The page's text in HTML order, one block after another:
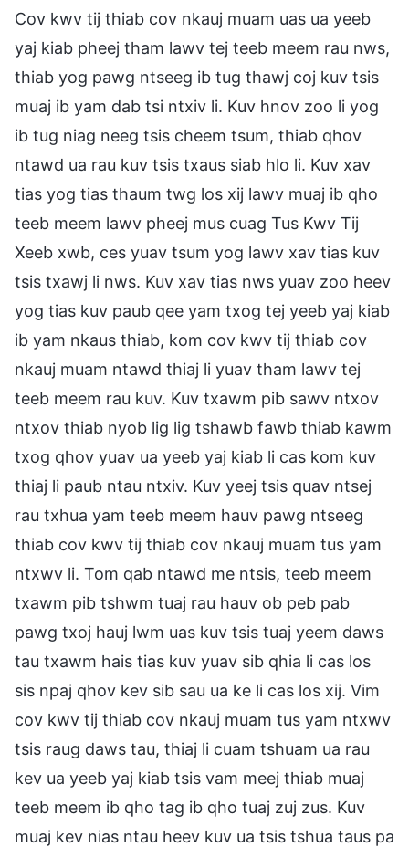
Cov kwv tij thiab cov nkauj muam uas ua yeeb
yaj kiab pheej tham lawv tej teeb meem rau nws,
thiab yog pawg ntseeg ib tug thawj coj kuv tsis
muaj ib yam dab tsi ntxiv li. Kuv hnov zoo li yog
ib tug niag neeg tsis cheem tsum, thiab qhov
ntawd ua rau kuv tsis txaus siab hlo li. Kuv xav
tias yog tias thaum twg los xij lawv muaj ib qho
teeb meem lawv pheej mus cuag Tus Kwv Tij
Xeeb xwb, ces yuav tsum yog lawv xav tias kuv
tsis txawj li nws. Kuv xav tias nws yuav zoo heev
yog tias kuv paub qee yam txog tej yeeb yaj kiab
ib yam nkaus thiab, kom cov kwv tij thiab cov
nkauj muam ntawd thiaj li yuav tham lawv tej
teeb meem rau kuv. Kuv txawm pib sawv ntxov
ntxov thiab nyob lig lig tshawb fawb thiab kawm
txog qhov yuav ua yeeb yaj kiab li cas kom kuv
thiaj li paub ntau ntxiv. Kuv yeej tsis quav ntsej
rau txhua yam teeb meem hauv pawg ntseeg
thiab cov kwv tij thiab cov nkauj muam tus yam
ntxwv li. Tom qab ntawd me ntsis, teeb meem
txawm pib tshwm tuaj rau hauv ob peb pab
pawg txoj hauj lwm uas kuv tsis tuaj yeem daws
tau txawm hais tias kuv yuav sib qhia li cas los
sis npaj qhov kev sib sau ua ke li cas los xij. Vim
cov kwv tij thiab cov nkauj muam tus yam ntxwv
tsis raug daws tau, thiaj li cuam tshuam ua rau
kev ua yeeb yaj kiab tsis vam meej thiab muaj
teeb meem ib qho tag ib qho tuaj zuj zus. Kuv
muaj kev nias ntau heev kuv ua tsis tshua taus pa